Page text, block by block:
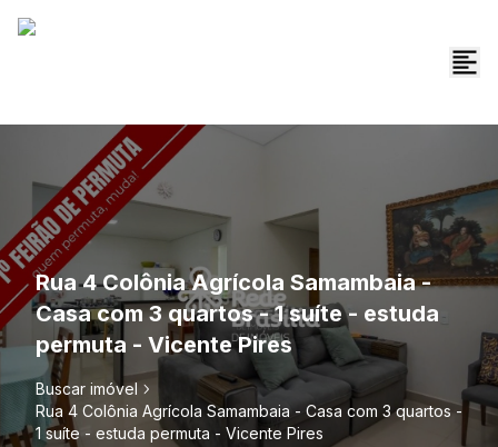
Rua 4 Colônia Agrícola Samambaia -
Casa com 3 quartos - 1 suíte - estuda
permuta - Vicente Pires
Buscar imóvel
Rua 4 Colônia Agrícola Samambaia - Casa com 3 quartos -
1 suíte - estuda permuta - Vicente Pires